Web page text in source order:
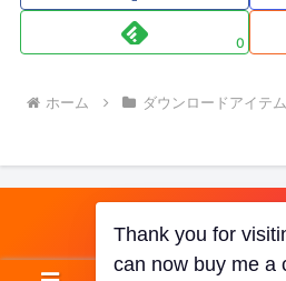
0
ホーム ダウンロードアイテム